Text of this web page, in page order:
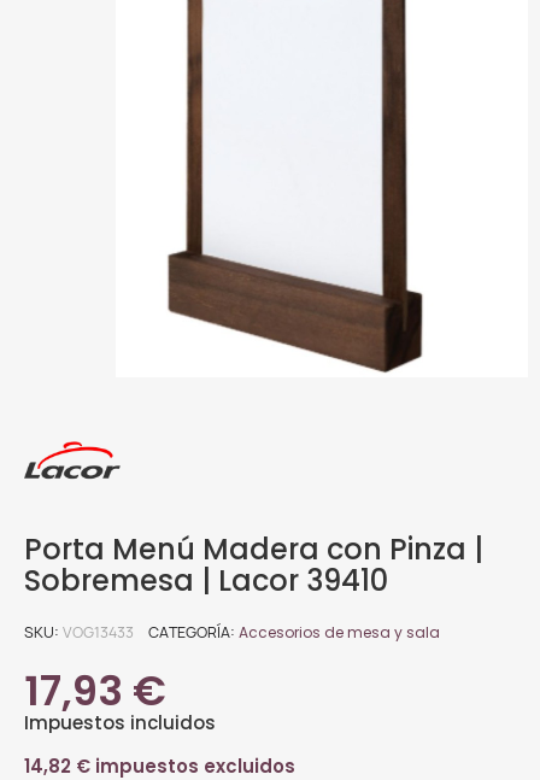
Porta Menú Madera con Pinza |
Sobremesa | Lacor 39410
SKU VOG13433 CATEGORÍA Accesorios de mesa y sala
17,93 €
Impuestos incluidos
14,82 € impuestos excluidos